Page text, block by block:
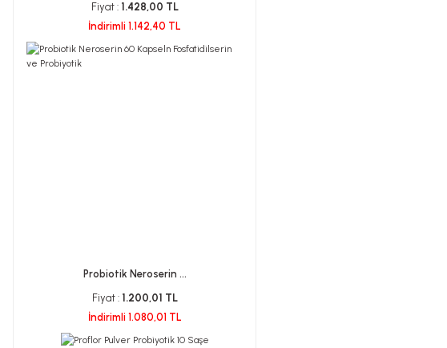
Fiyat : 1.428,00 TL
İndirimli 1.142,40 TL
Probiotik Neroserin ...
Fiyat : 1.200,01 TL
İndirimli 1.080,01 TL